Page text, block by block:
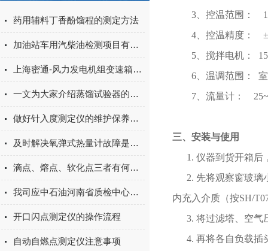
药用辅料丁香酚馏程的测定方法
加油站车用汽柴油检测项目有哪些
上海密通-风力发电机组变速箱齿轮油仪器价目表
一文为大家介绍蒸馏试验器的工艺原理
做好针入度测定仪的维护保养工作才能确保正常运行
及时解决氧弹式热量计故障是保障长期准确测量的关键
滴点、熔点、软化点三者有何区别
我司应中石油河南省质检中心邀请对其化验员进行培训
开口闪点测定仪的操作流程
自动自燃点测定仪注意事项
3 、控温范围：
4 、控温精度： ±
5 、搅拌电机：
6 、温调范围：
7 、流量计：
三、安装与使用
1. 仪器到货开箱后
2. 先将观察窗玻璃
内充入介质（按SH/
3. 将过滤塔、空气
4. 再将各自负载插